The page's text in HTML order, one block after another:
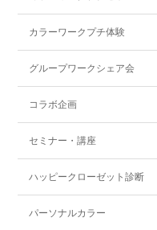
カラーワークプチ体験
グループワークシェア会
コラボ企画
セミナー・講座
ハッピークローゼット診断
パーソナルカラー